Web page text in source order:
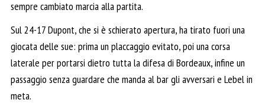
sempre cambiato marcia alla partita.
Sul 24-17 Dupont, che si è schierato apertura, ha tirato fuori una
giocata delle sue: prima un placcaggio evitato, poi una corsa
laterale per portarsi dietro tutta la difesa di Bordeaux, infine un
passaggio senza guardare che manda al bar gli avversari e Lebel in
meta.